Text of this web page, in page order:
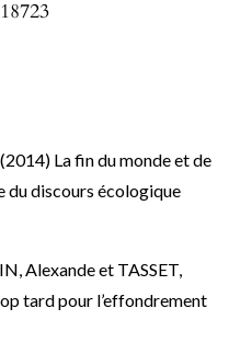
La fin du monde et de
du discours écologique
Alexande et TASSET,
tard pour l’effondrement